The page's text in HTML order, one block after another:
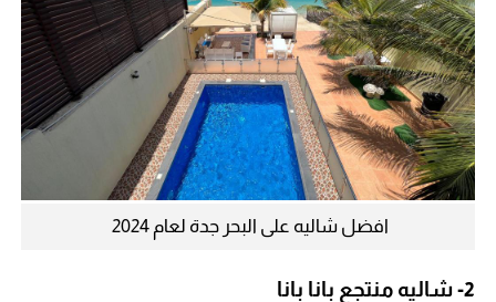
افضل شاليه على البحر جدة لعام 2024
2- شاليه منتجع بانا بانا